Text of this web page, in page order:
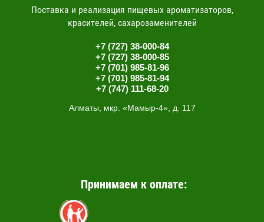
Поставка и реализация пищевых ароматизаторов,
красителей, сахарозаменителей
+7 (727) 38-000-84
+7 (727) 38-000-85
+7 (701) 985-81-96
+7 (701) 985-81-94
+7 (747) 111-68-20
Алматы, мкр. «Мамыр-4», д. 117
Принимаем к оплате: